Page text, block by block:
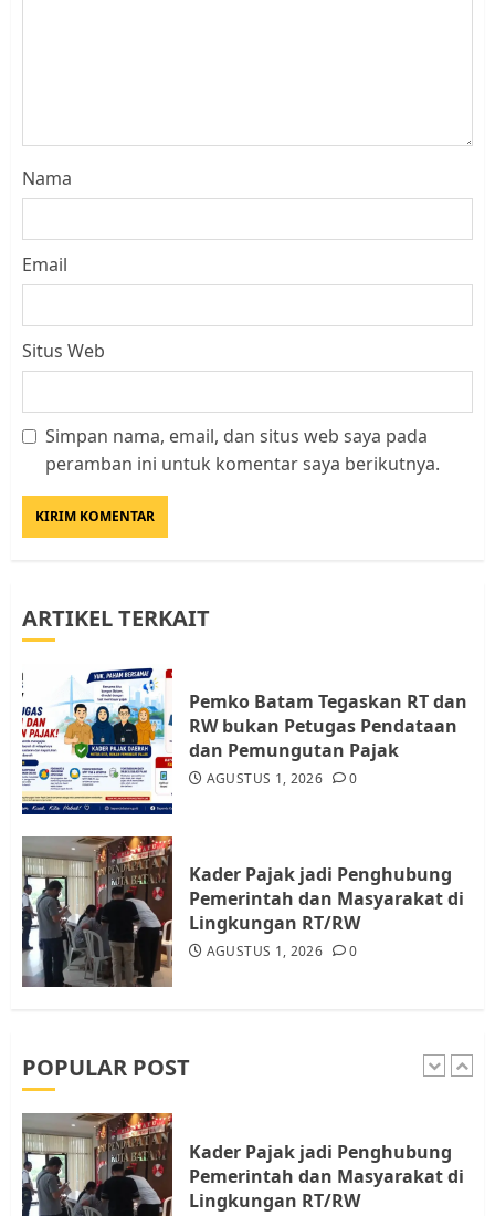
Nama
Email
Situs Web
Simpan nama, email, dan situs web saya pada
peramban ini untuk komentar saya berikutnya.
ARTIKEL TERKAIT
Pemko Batam Tegaskan RT dan
RW bukan Petugas Pendataan
dan Pemungutan Pajak
AGUSTUS 1, 2026 0
Kader Pajak jadi Penghubung
Pemerintah dan Masyarakat di
Lingkungan RT/RW
AGUSTUS 1, 2026 0
POPULAR POST
Datangi Pemko Batam, Warga
4
Warga Rempang Ajukan
Resahkan Warga
JULI 17, 2026 0
5
JULI 15, 2026 0
1
Kader Pajak jadi Penghubung
Pemerintah dan Masyarakat di
Lingkungan RT/RW